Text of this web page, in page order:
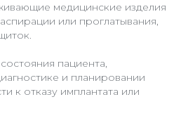
медицинские изделия
или проглатывания,
пациента,
и планировании
к отказу имплантата или